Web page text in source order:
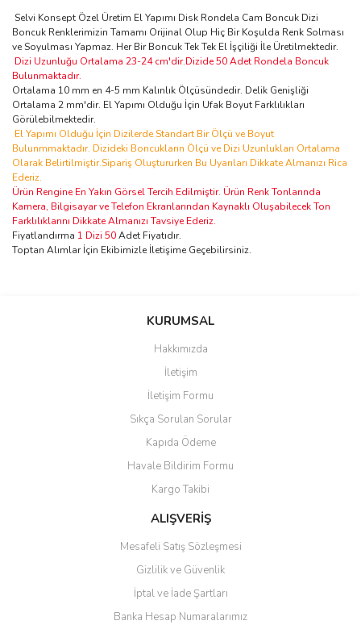
Selvi Konsept Özel Üretim El Yapımı Disk Rondela Cam Boncuk Dizi
Boncuk Renklerimizin Tamamı Orijinal Olup Hiç Bir Koşulda Renk Solması
ve Soyulması Yapmaz. Her Bir Boncuk Tek Tek El İşçiliği İle Üretilmektedir.
Dizi Uzunluğu Ortalama 23-24 cm'dir.Dizide 50 Adet Rondela Boncuk
Bulunmaktadır.
Ortalama 10 mm en 4-5 mm Kalınlık Ölçüsündedir. Delik Genişliği
Ortalama 2 mm'dir. El Yapımı Olduğu İçin Ufak Boyut Farklılıkları
Görülebilmektedir.
El Yapımı Olduğu İçin Dizilerde Standart Bir Ölçü ve Boyut
Bulunmmaktadır. Dizideki Boncukların Ölçü ve Dizi Uzunlukları Ortalama
Olarak Belirtilmiştir.Sipariş Oluştururken Bu Uyarıları Dikkate Almanızı Rica
Ederiz.
Ürün Rengine En Yakın Görsel Tercih Edilmiştir. Ürün Renk Tonlarında
Kamera, Bilgisayar ve Telefon Ekranlarından Kaynaklı Oluşabilecek Ton
Farklılıklarını Dikkate Almanızı Tavsiye Ederiz.
Fiyatlandırma 1 Dizi 50Adet Fiyatıdır.
Toptan Alımlar İçin Ekibimizle İletişime Geçebilirsiniz.
Bu ürüne ilk yorumu siz yapın!
Yorum Yaz
Ürün resmi kalitesiz, bozuk veya görüntülenemiyor.
Ürün açıklamasında eksik bilgiler bulunuyor.
Ürün bilgilerinde hatalar bulunuyor.
Ürün fiyatı diğer sitelerden daha pahalı.
Bu ürüne benzer farklı alternatifler olmalı.
Gönder
KURUMSAL
Hakkımızda
İletişim
İletişim Formu
Sıkça Sorulan Sorular
Kapıda Ödeme
Havale Bildirim Formu
Kargo Takibi
ALIŞVERİŞ
Mesafeli Satış Sözleşmesi
Gizlilik ve Güvenlik
İptal ve İade Şartları
Banka Hesap Numaralarımız